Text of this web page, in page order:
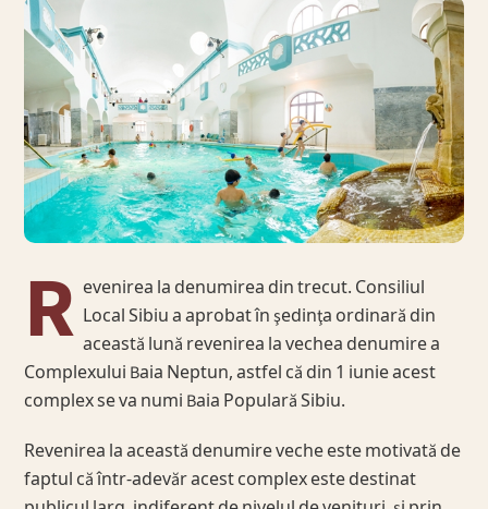
R evenirea la denumirea din trecut. Consiliul
Local Sibiu a aprobat în şedinţa ordinară din
această lună revenirea la vechea denumire a
Complexului Baia Neptun, astfel că din 1 iunie acest
complex se va numi Baia Populară Sibiu.
Revenirea la această denumire veche este motivată de
faptul că într-adevăr acest complex este destinat